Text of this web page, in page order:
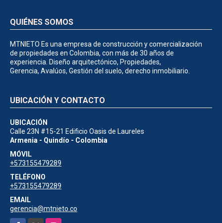
QUIÉNES SOMOS
MTNIETO Es una empresa de construcción y comercialización
de propiedades en Colombia, con más de 30 años de
experiencia. Diseño arquitectónico, Propiedades,
Gerencia, Avalúos, Gestión del suelo, derecho inmobiliario.
UBICACIÓN Y CONTACTO
UBICACIÓN
Calle 23N #15-21 Edificio Oasis de Laureles
Armenia - Quindío - Colombia
MÓVIL
+573155479289
TELÉFONO
+573155479289
EMAIL
gerencia@mtnieto.co